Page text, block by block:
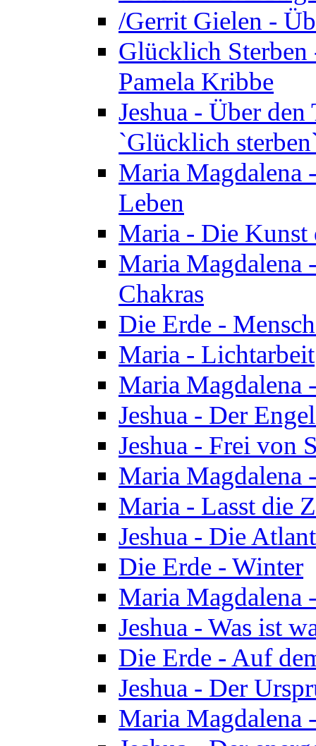
/Gerrit Gielen -
Glücklich
Pamela Kribbe
Jeshua - Über
`Glücklich
Maria Magdalena
Leben
Maria - Die Kunst
Maria Magdalena
Chakras
Die Erde -
Maria - Lichtarbeit
Maria Magdalena
Jeshua - Der
Jeshua - Frei von
Maria Magdalena
Maria - Lasst die
Jeshua - Die
Die Erde - Winter
Maria Magdalena
Jeshua - Was ist
Die Erde - Auf
Jeshua - Der
Maria Magdalena